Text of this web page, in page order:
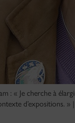
: « Je cherche à
d’expositions.